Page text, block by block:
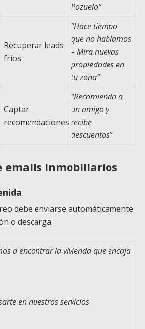
Pozuelo”
Recuperar leads
fríos
“Hace tiempo
que no hablamos
– Mira nuevas
propiedades en
tu zona”
Captar
recomendaciones
“Recomienda a
un amigo y
recibe
descuentos”
emails inmobiliarios
debe enviarse automáticamente
o descarga.
a encontrar la vivienda que encaja
en nuestros servicios